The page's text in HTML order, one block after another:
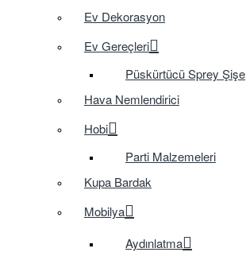
Ev Dekorasyon
Ev Gereçleri
Püskürtücü Sprey Şişe
Hava Nemlendirici
Hobi
Parti Malzemeleri
Kupa Bardak
Mobilya
Aydınlatma